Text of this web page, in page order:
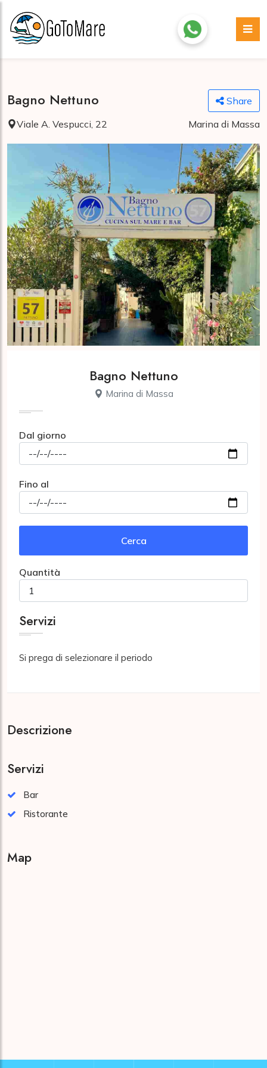
Bagno Nettuno
Share
Viale A. Vespucci, 22
Marina di Massa
Bagno Nettuno
Marina di Massa
Dal giorno
Fino al
Cerca
Quantità
Servizi
Si prega di selezionare il periodo
Descrizione
Servizi
Bar
Ristorante
Map